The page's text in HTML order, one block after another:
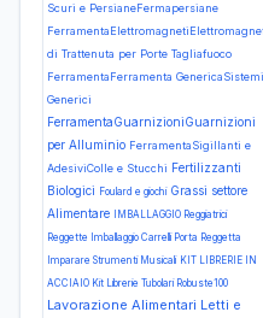
Scuri e PersianeFermapersiane
di Trattenuta per Porte Tagliafuoco
FerramentaFerramenta GenericaSistemi
Generici
FerramentaGuarnizioniGuarnizioni
per Alluminio FerramentaSigillanti e
AdesiviColle e Stucchi Fertilizzanti
Biologici Foulard e giochi Grassi settore
Alimentare
IMBALLAGGIO Reggiatrici
Reggette Imballaggio Carrelli Porta Reggetta
Imparare Strumenti Musicali KIT LIBRERIE IN
ACCIAIO Kit Librerie Tubolari Robuste100
Lavorazione Alimentari Letti e